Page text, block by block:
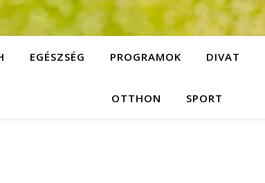
EGÉSZSÉG PROGRAMOK DIVAT
OTTHON SPORT